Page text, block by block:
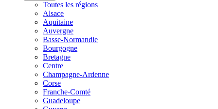
Toutes les régions
Alsace
Aquitaine
Auvergne
Basse-Normandie
Bourgogne
Bretagne
Centre
Champagne-Ardenne
Corse
Franche-Comté
Guadeloupe